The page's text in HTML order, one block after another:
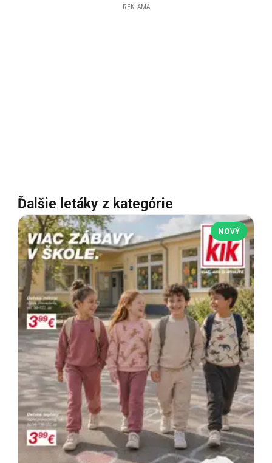
REKLAMA
Ďalšie letáky z kategórie
NOVÝ